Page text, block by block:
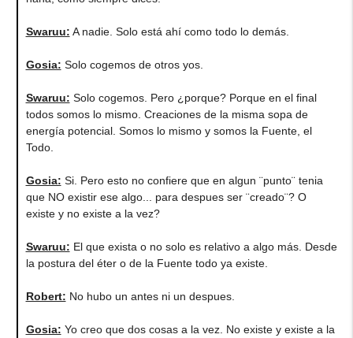
Swaruu: A nadie. Solo está ahí como todo lo demás.
Gosia: Solo cogemos de otros yos.
Swaruu: Solo cogemos. Pero ¿porque? Porque en el final
todos somos lo mismo. Creaciones de la misma sopa de
energía potencial. Somos lo mismo y somos la Fuente, el
Todo.
Gosia: Si. Pero esto no confiere que en algun ¨punto¨ tenia
que NO existir ese algo... para despues ser ¨creado¨? O
existe y no existe a la vez?
Swaruu: El que exista o no solo es relativo a algo más. Desde
la postura del éter o de la Fuente todo ya existe.
Robert: No hubo un antes ni un despues.
Gosia: Yo creo que dos cosas a la vez. No existe y existe a la